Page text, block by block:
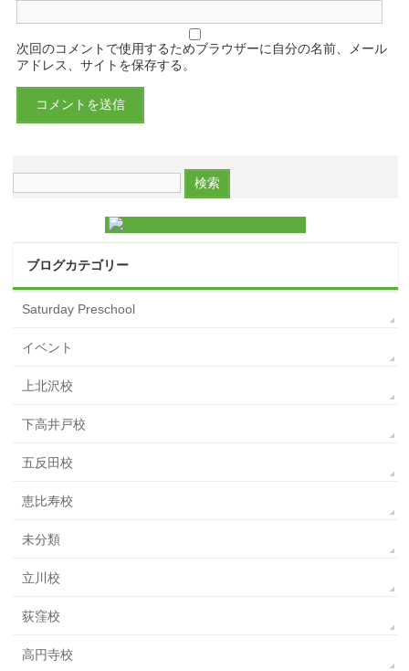
次回のコメントで使用するためブラウザーに自分の名前、メール
アドレス、サイトを保存する。
ブログカテゴリー
Saturday Preschool
イベント
上北沢校
下高井戸校
五反田校
恵比寿校
未分類
立川校
荻窪校
高円寺校